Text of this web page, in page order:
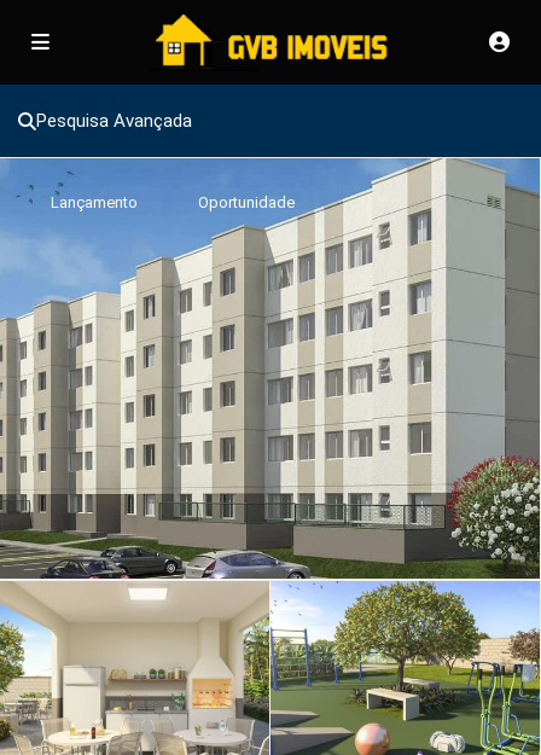
Pesquisa Avançada
Lançamento Oportunidade